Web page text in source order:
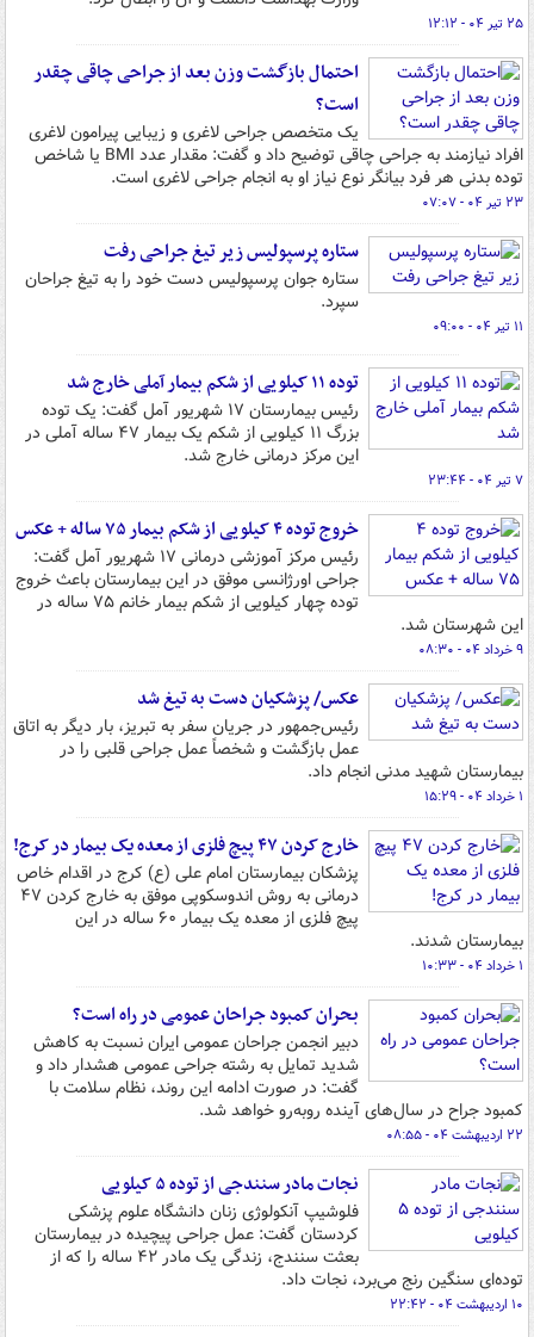
۲۵ تیر ۰۴ - ۱۲:۱۲
احتمال بازگشت وزن بعد از جراحی چاقی چقدر
است؟
یک متخصص جراحی لاغری و زیبایی پیرامون لاغری
افراد نیازمند به جراحی چاقی توضیح داد و گفت: مقدار عدد BMI یا شاخص
توده بدنی هر فرد بیانگر نوع نیاز او به انجام جراحی لاغری است.
۲۳ تیر ۰۴ - ۰۷:۰۷
ستاره پرسپولیس زیر تیغ جراحی رفت
ستاره جوان پرسپولیس دست خود را به تیغ جراحان
سپرد.
۱۱ تیر ۰۴ - ۰۹:۰۰
توده ۱۱ کیلویی از شکم بیمار آملی خارج شد
رئیس بیمارستان ۱۷ شهریور آمل گفت: یک توده
بزرگ ۱۱ کیلویی از شکم یک بیمار ۴۷ ساله آملی در
این مرکز درمانی خارج شد.
۷ تیر ۰۴ - ۲۳:۴۴
خروج توده ۴ کیلویی از شکم بیمار ۷۵ ساله + عکس
رئیس مرکز آموزشی درمانی ۱۷ شهریور آمل گفت:
جراحی اورژانسی موفق در این بیمارستان باعث خروج
توده چهار کیلویی از شکم بیمار خانم ۷۵ ساله در
این شهرستان شد.
۹ خرداد ۰۴ - ۰۸:۳۰
عکس/ پزشکیان دست به تیغ شد
رئیس‌جمهور در جریان سفر به تبریز، بار دیگر به اتاق
عمل بازگشت و شخصاً عمل جراحی قلبی را در
بیمارستان شهید مدنی انجام داد.
۱ خرداد ۰۴ - ۱۵:۲۹
خارج کردن ۴۷ پیچ فلزی از معده یک بیمار در کرج!
پزشکان بیمارستان امام علی (ع) کرج در اقدام خاص
درمانی به روش اندوسکوپی موفق به خارج کردن ۴۷
پیچ فلزی از معده یک بیمار ۶۰ ساله در این
بیمارستان شدند.
۱ خرداد ۰۴ - ۱۰:۳۳
بحران کمبود جراحان عمومی در راه است؟
دبیر انجمن جراحان عمومی ایران نسبت به کاهش
شدید تمایل به رشته جراحی عمومی هشدار داد و
گفت: در صورت ادامه این روند، نظام سلامت با
کمبود جراح در سال‌های آینده روبه‌رو خواهد شد.
۲۲ اردیبهشت ۰۴ - ۰۸:۵۵
نجات مادر سنندجی از توده ۵ کیلویی
فلوشیپ آنکولوژی زنان دانشگاه علوم پزشکی
کردستان گفت: عمل جراحی پیچیده در بیمارستان
بعثت سنندج، زندگی یک مادر ۴۲ ساله را که از
توده‌ای سنگین رنج می‌برد، نجات داد.
۱۰ اردیبهشت ۰۴ - ۲۲:۴۲